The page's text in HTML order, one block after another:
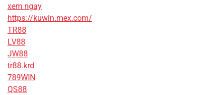
xem ngay
https://kuwin.mex.com/
TR88
LV88
JW88
tr88.krd
789WIN
QS88